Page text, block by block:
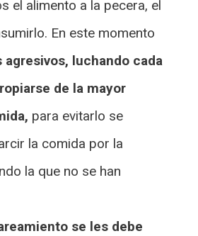
el alimento a la pecera, el
En este momento
agresivos, luchando cada
de la mayor
para evitarlo se
la comida por la
la que no se han
se les debe